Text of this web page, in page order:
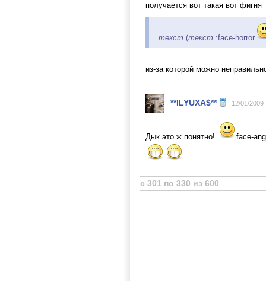
получается вот такая вот фигня
текст (текст :face-horror
из-за которой можно
**ILYUXA$** 12/01/2009
Дык это ж понятно! face-
с 301 по 330 из 600